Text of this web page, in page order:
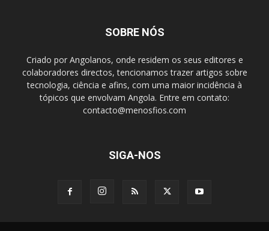
SOBRE NÓS
Criado por Angolanos, onde residem os seus editores e
colaboradores directos, tencionamos trazer artigos sobre
tecnologia, ciência e afins, com uma maior incidência à
tópicos que envolvam Angola. Entre em contato:
contacto@menosfios.com
SIGA-NOS